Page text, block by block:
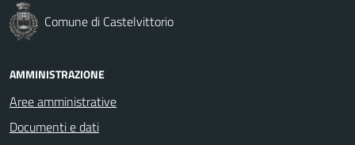
Comune di Castelvittorio
AMMINISTRAZIONE
Aree amministrative
Documenti e dati